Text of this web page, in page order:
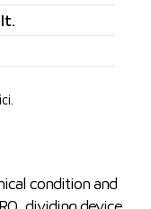
condition and